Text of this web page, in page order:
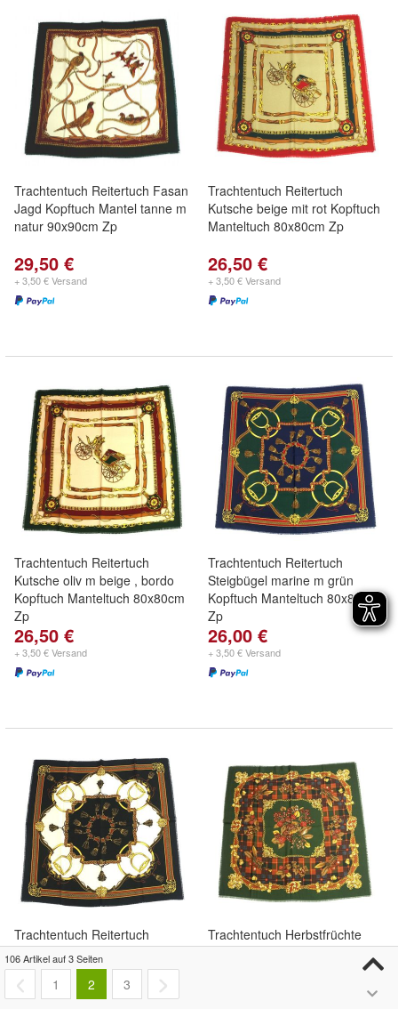
Trachtentuch Reitertuch Fasan
Jagd Kopftuch Mantel tanne m
natur 90x90cm Zp
29,50 €
+ 3,50 € Versand
Trachtentuch Reitertuch
Kutsche beige mit rot Kopftuch
Manteltuch 80x80cm Zp
26,50 €
+ 3,50 € Versand
Trachtentuch Reitertuch
Kutsche oliv m beige , bordo
Kopftuch Manteltuch 80x80cm
Zp
26,50 €
+ 3,50 € Versand
Trachtentuch Reitertuch
Steigbügel marine m grün
Kopftuch Manteltuch 80x80cm
Zp
26,00 €
+ 3,50 € Versand
Trachtentuch Reitertuch
Steigbügel schwarz natur
Kopftuch Manteltuch 80x80cm
Zp
Trachtentuch Herbstfrüchte
Beeren oliv m gelb braun
106 Artikel auf 3 Seiten
1 2 3